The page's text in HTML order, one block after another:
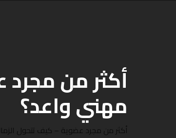
أكثر من مجرد
مهني واعد؟
أكثر من مجرد عضوية – كيف تتحول